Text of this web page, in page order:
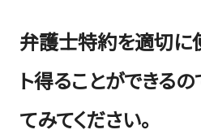
弁護士特約を適切に
ト得ることができる
てみてください。